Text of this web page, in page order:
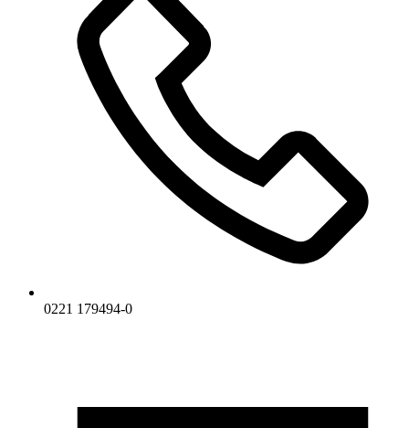
0221 179494-0